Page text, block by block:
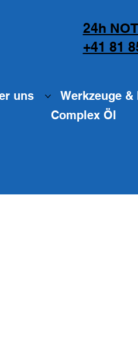
24h
+41 81
uns Werkzeuge &
Complex Öl